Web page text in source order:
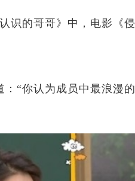
识的哥哥》中，电影《
“你认为成员中最浪漫